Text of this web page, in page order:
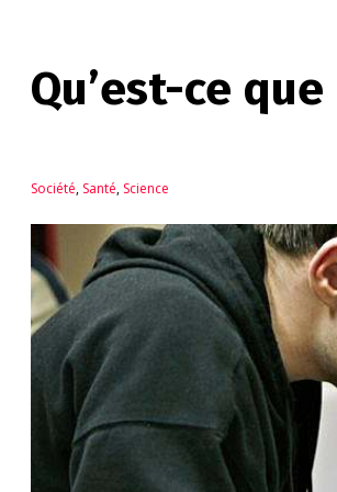
Qu’est-ce
Société, Santé, Science